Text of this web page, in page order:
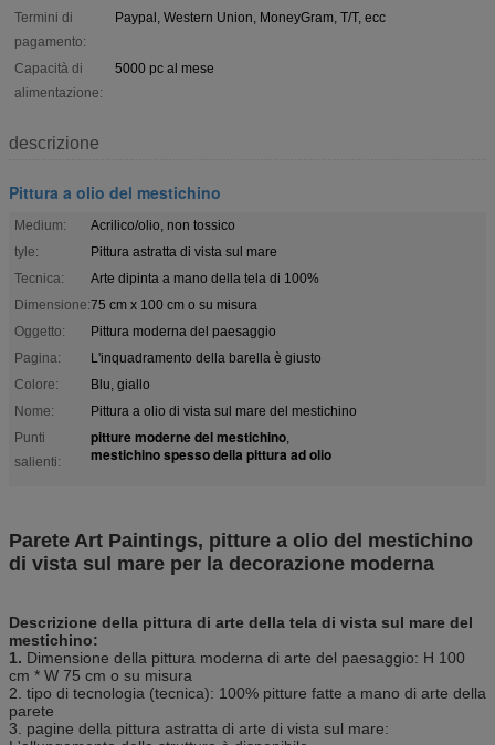
Termini di
pagamento:
Paypal, Western Union, MoneyGram, T/T, ecc
Capacità di
alimentazione:
5000 pc al mese
descrizione
Pittura a olio del mestichino
Medium:
Acrilico/olio, non tossico
tyle:
Pittura astratta di vista sul mare
Tecnica:
Arte dipinta a mano della tela di 100%
Dimensione:75 cm x 100 cm o su misura
Oggetto:
Pittura moderna del paesaggio
Pagina:
L'inquadramento della barella è giusto
Colore:
Blu, giallo
Nome:
Pittura a olio di vista sul mare del mestichino
Punti
salienti:
pitture moderne del mestichino,
mestichino spesso della pittura ad olio
Parete Art Paintings, pitture a olio del mestichino
di vista sul mare per la decorazione moderna
Descrizione della pittura di arte della tela di vista sul mare del
mestichino:
1. Dimensione della pittura moderna di arte del paesaggio: H 100
cm * W 75 cm o su misura
2. tipo di tecnologia (tecnica): 100% pitture fatte a mano di arte della
parete
3. pagine della pittura astratta di arte di vista sul mare: